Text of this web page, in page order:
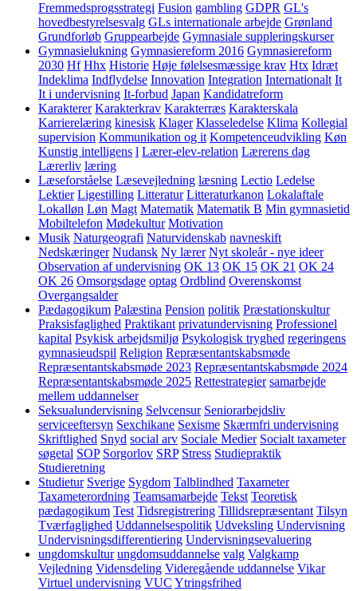
Fremmedsprogsstrategi Fusion gambling GDPR GL's
hovedbestyrelsesvalg GLs internationale arbejde Grønland
Grundforløb Gruppearbejde Gymnasiale suppleringskurser
Gymnasielukning Gymnasiereform 2016 Gymnasiereform
2030 Hf Hhx Historie Høje følelsesmæssige krav Htx Idræt
Indeklima Indflydelse Innovation Integration Internationalt It
It i undervisning It-forbud Japan Kandidatreform
Karakterer Karakterkrav Karakterræs Karakterskala
Karrierelæring kinesisk Klager Klasseledelse Klima Kollegial
supervision Kommunikation og it Kompetenceudvikling Køn
Kunstig intelligens l Lærer-elev-relation Lærerens dag
Lærerliv læring
Læseforståelse Læsevejledning læsning Lectio Ledelse
Lektier Ligestilling Litteratur Litteraturkanon Lokalaftale
Lokalløn Løn Magt Matematik Matematik B Min gymnasietid
Mobiltelefon Mødekultur Motivation
Musik Naturgeografi Naturvidenskab navneskift
Nedskæringer Nudansk Ny lærer Nyt skoleår - nye ideer
Observation af undervisning OK 13 OK 15 OK 21 OK 24
OK 26 Omsorgsdage optag Ordblind Overenskomst
Overgangsalder
Pædagogikum Palæstina Pension politik Præstationskultur
Praksisfaglighed Praktikant privatundervisning Professionel
kapital Psykisk arbejdsmiljø Psykologisk tryghed regeringens
gymnasieudspil Religion Repræsentantskabsmøde
Repræsentantskabsmøde 2023 Repræsentantskabsmøde 2024
Repræsentantskabsmøde 2025 Rettestrategier samarbejde
mellem uddannelser
Seksualundervisning Selvcensur Seniorarbejdsliv
serviceeftersyn Sexchikane Sexisme Skærmfri undervisning
Skriftlighed Snyd social arv Sociale Medier Socialt taxameter
søgetal SOP Sorgorlov SRP Stress Studiepraktik
Studieretning
Studietur Sverige Sygdom Talblindhed Taxameter
Taxameterordning Teamsamarbejde Tekst Teoretisk
pædagogikum Test Tidsregistrering Tillidsrepræsentant Tilsyn
Tværfaglighed Uddannelsespolitik Udveksling Undervisning
Undervisningsdifferentiering Undervisningsevaluering
ungdomskultur ungdomsuddannelse valg Valgkamp
Vejledning Vidensdeling Videregående uddannelse Vikar
Virtuel undervisning VUC Ytringsfrihed